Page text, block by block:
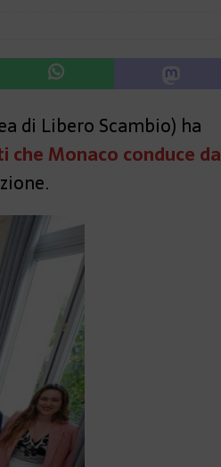
di Libero Scambio) ha
che Monaco conduce da